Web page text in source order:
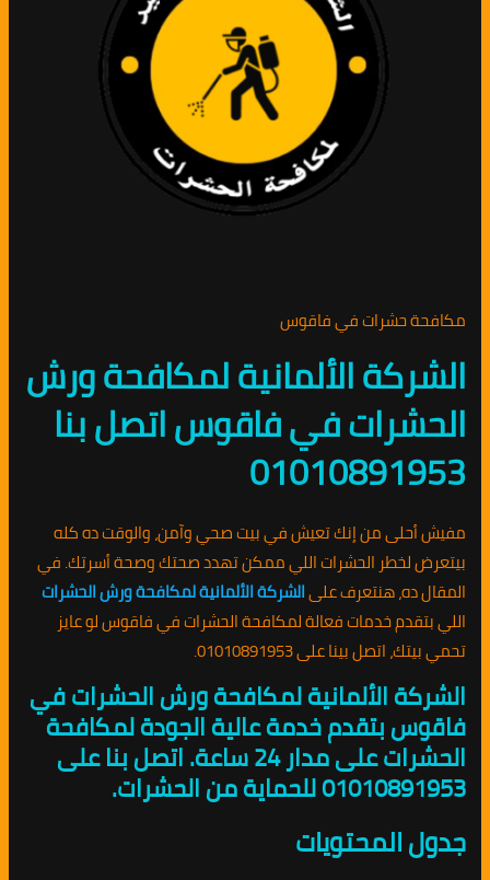
مكافحة حشرات في فاقوس
الشركة الألمانية لمكافحة ورش
الحشرات في فاقوس اتصل بنا
01010891953
مفيش أحلى من إنك تعيش في بيت صحي وآمن، والوقت ده كله
بيتعرض لخطر الحشرات اللي ممكن تهدد صحتك وصحة أسرتك. في
المقال ده، هنتعرف علىالشركة الألمانية لمكافحة ورش الحشرات
اللي بتقدم خدمات فعالة لمكافحة الحشرات في فاقوس لو عايز
تحمي بيتك، اتصل بينا على 01010891953.
الشركة الألمانية لمكافحة ورش الحشرات في
فاقوس بتقدم خدمة عالية الجودة لمكافحة
الحشرات على مدار 24 ساعة. اتصل بنا على
01010891953 للحماية من الحشرات.
جدول المحتويات